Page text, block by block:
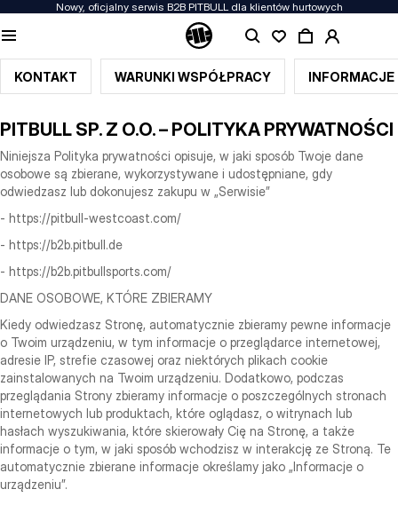
Nowy, oficjalny serwis B2B PITBULL dla klientów hurtowych
KONTAKT WARUNKI WSPÓŁPRACY
PITBULL SP. Z O.O. – POLITYKA PRYWATNOŚCI
Niniejsza Polityka prywatności opisuje, w jaki sposób Twoje dane
osobowe są zbierane, wykorzystywane i udostępniane, gdy
odwiedzasz lub dokonujesz zakupu w „Serwisie”
- https://pitbull-westcoast.com/
- https://b2b.pitbull.de
- https://b2b.pitbullsports.com/
DANE OSOBOWE, KTÓRE ZBIERAMY
Kiedy odwiedzasz Stronę, automatycznie zbieramy pewne informacje
o Twoim urządzeniu, w tym informacje o przeglądarce internetowej,
adresie IP, strefie czasowej oraz niektórych plikach cookie
zainstalowanych na Twoim urządzeniu. Dodatkowo, podczas
przeglądania Strony zbieramy informacje o poszczególnych stronach
internetowych lub produktach, które oglądasz, o witrynach lub
hasłach wyszukiwania, które skierowały Cię na Stronę, a także
informacje o tym, w jaki sposób wchodzisz w interakcję ze Stroną. Te
automatycznie zbierane informacje określamy jako „Informacje o
urządzeniu”.